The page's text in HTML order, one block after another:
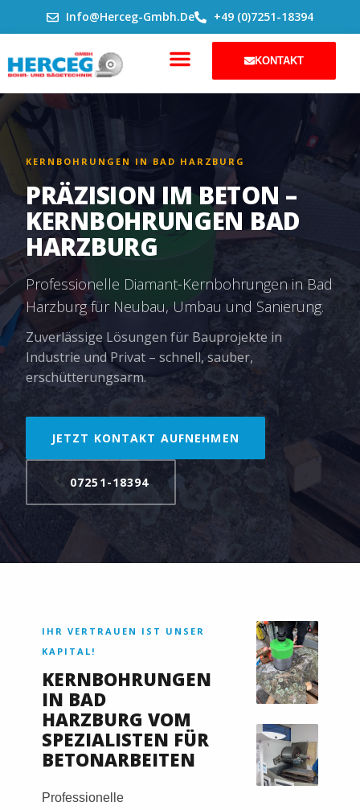
Info@herceg-Gmbh.de +49 (0)7251-18394
KONTAKT
KERNBOHRUNGEN IN BAD HARZBURG
PRÄZISION IM BETON –
KERNBOHRUNGEN BAD
HARZBURG
Professionelle Diamant-Kernbohrungen in Bad
Harzburg für Neubau, Umbau und Sanierung.
Zuverlässige Lösungen für Bauprojekte in
Industrie und Privat – schnell, sauber,
erschütterungsarm.
JETZT KONTAKT AUFNEHMEN
07251-18394
IHR VERTRAUEN IST UNSER
KAPITAL!
KERNBOHRUNGEN
IN BAD
HARZBURG VOM
SPEZIALISTEN FÜR
BETONARBEITEN
Professionelle